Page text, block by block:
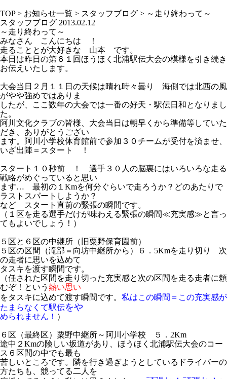
TOP> お知らせ一覧 > スタッフブログ > ～走り終わって～
スタッフブログ 2013.02.12
～走り終わって～
みなさん こんにちは ！
走ることとが大好きな 山本 です。
本日は昨日の第６１回ほうほく北浦駅伝大会の模様を引き続き
お伝えいたします。
大会当日２月１１日の天候は晴れ時々曇り 海側では北西の風
がやや強めではありま
したが、ここ数年の大会では一番の好天・駅伝日和となりまし
た。
阿川文化クラブの皆様、大会当日は朝早くから準備等していた
だき、ありがとうござい
ます。阿川小学校体育館前で参加３０チームが受付を済ませ、
いざ出陣＝スタート ！
スタート１０秒前 ！ 選手３０人の脳裏にはいろいろな走る
戦略がめぐっていると思い
ます… 最初の１Kmを何分ぐらいで走ろうか？どのあたりで
ラストスパートしようか？
など スタート直前の緊張の瞬間です。
（１区を走る選手だけが味わえる緊張の瞬間≪充実感≫と言っ
てもよいでしょう！）
５区と６区の中継所（旧粟野保育園前）
５区の区間（滝部＝向坊中継所から）６．5Kmを走り切り 次
の走者に思いを込めて
タスキを渡す瞬間です。
（任された区間を走り切った充実感と次の区間を走る走者に頼
むぞ！という 熱い思い
をタスキに込めて渡す瞬間です。 私はこの瞬間＝この充実感が
たまらなくて駅伝をや
められません！ ）
６区（最終区）粟野中継所～阿川小学校 ５．2Km
途中２Kmの険しい坂道があり、ほうほく北浦駅伝大会のコー
ス６区間の中でも最も
苦しいところです。隣を行き過ぎようとしているドライバーの
方たちも、競ってる二人を